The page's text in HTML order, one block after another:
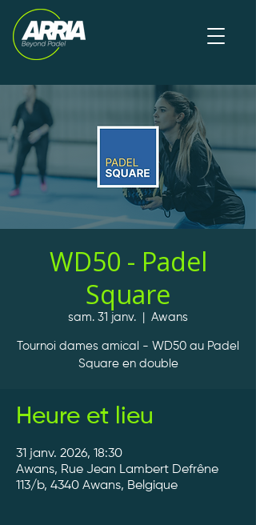
WD50 - Padel
Square
sam. 31 janv. Awans
Tournoi dames amical - WD50 au Padel
Square en double
Heure et lieu
31 janv. 2026, 18:30
Awans, Rue Jean Lambert Defrêne
113/b, 4340 Awans, Belgique